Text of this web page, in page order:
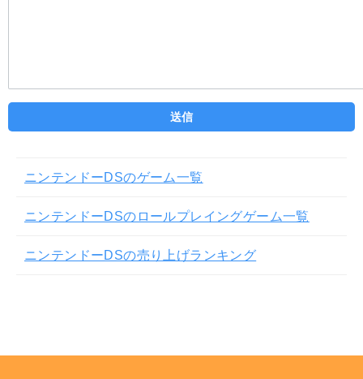
ニンテンドーDSのゲーム一覧
ニンテンドーDSのロールプレイングゲーム一覧
ニンテンドーDSの売り上げランキング